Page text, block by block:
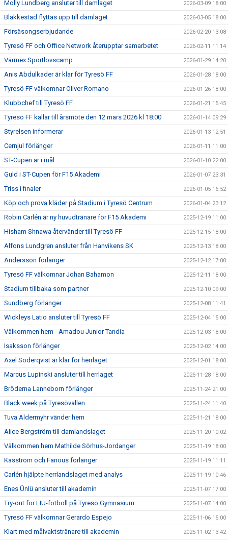
Molly Lundberg ansluter till damlaget 2026-03-09 18:00
Blakkestad flyttas upp till damlaget 2026-03-05 18:00
Försäsongserbjudande 2026-02-20 13:08
Tyresö FF och Office Network återupptar samarbetet 2026-02-11 11:14
Värmex Sportlovscamp 2026-01-29 14:20
Anis Abdulkader är klar för Tyresö FF 2026-01-28 18:00
Tyresö FF välkomnar Oliver Romano 2026-01-26 18:00
Klubbchef till Tyresö FF 2026-01-21 15:45
Tyresö FF kallar till årsmöte den 12 mars 2026 kl 18:00 2026-01-14 09:29
Styrelsen informerar 2026-01-13 12:51
Cernjul förlänger 2026-01-11 11:00
ST-Cupen är i mål 2026-01-10 22:00
Guld i ST-Cupen för F15 Akademi 2026-01-07 23:31
Triss i finaler 2026-01-05 16:52
Köp och prova kläder på Stadium i Tyresö Centrum 2026-01-04 23:12
Robin Carlén är ny huvudtränare för F15 Akademi 2025-12-19 11:00
Hisham Shnawa återvänder till Tyresö FF 2025-12-15 18:00
Alfons Lundgren ansluter från Hanvikens SK 2025-12-13 18:00
Andersson förlänger 2025-12-12 17:00
Tyresö FF välkomnar Johan Bahamon 2025-12-11 18:00
Stadium tillbaka som partner 2025-12-10 09:00
Sundberg förlänger 2025-12-08 11:41
Wickleys Latio ansluter till Tyresö FF 2025-12-04 15:00
Välkommen hem - Amadou Junior Tandia 2025-12-03 18:00
Isaksson förlänger 2025-12-02 14:00
Axel Söderqvist är klar för herrlaget 2025-12-01 18:00
Marcus Lupinski ansluter till herrlaget 2025-11-28 18:00
Bröderna Lanneborn förlänger 2025-11-24 21:00
Black week på Tyresövallen 2025-11-24 11:40
Tuva Aldermyhr vänder hem 2025-11-21 18:00
Alice Bergström till damlandslaget 2025-11-20 10:02
Välkommen hem Mathilde Sörhus-Jordanger 2025-11-19 18:00
Kasström och Fanous förlänger 2025-11-19 11:11
Carlén hjälpte herrlandslaget med analys 2025-11-19 10:46
Enes Ünlü ansluter till akademin 2025-11-07 17:00
Try-out för LIU-fotboll på Tyresö Gymnasium 2025-11-07 14:00
Tyresö FF välkomnar Gerardo Espejo 2025-11-06 15:00
Klart med målvaktstränare till akademin 2025-11-02 13:42